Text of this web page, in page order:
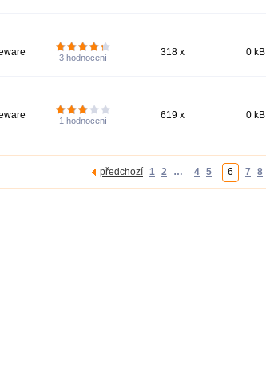
3 hodnocení 318 x 0 kB
1 hodnocení 619 x 0 kB
předchozí 1 2 … 4 5 6 7 8